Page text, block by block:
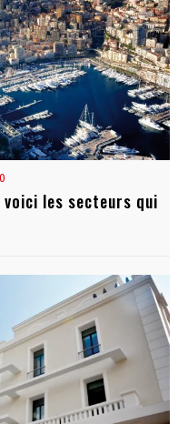
voici les secteurs qui